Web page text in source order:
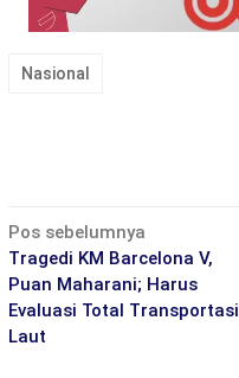
Nasional
Navigasi
pos
Pos sebelumnya
Tragedi KM Barcelona V,
Puan Maharani; Harus
Evaluasi Total Transportasi
Laut